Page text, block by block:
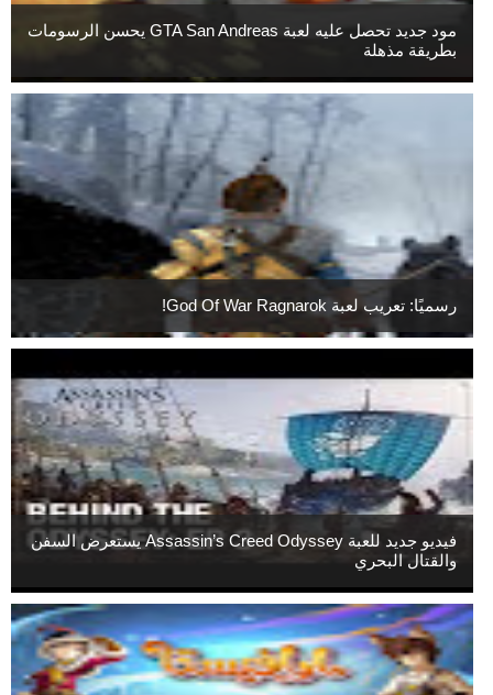
مود جديد تحصل عليه لعبة GTA San Andreas يحسن الرسومات
بطريقة مذهلة
رسميًا: تعريب لعبة God Of War Ragnarok!
فيديو جديد للعبة Assassin’s Creed Odyssey يستعرض السفن
والقتال البحري